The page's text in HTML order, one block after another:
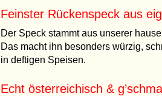
Feinster Rückenspeck aus
Der Speck stammt aus unserer
Das macht ihn besonders würzig,
in deftigen Speisen.
Echt österreichisch &